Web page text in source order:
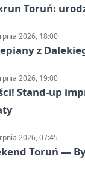
Toruń:
2026, 18:00
z
2026, 19:00
Stand-up
2026, 07:45
Toruń —